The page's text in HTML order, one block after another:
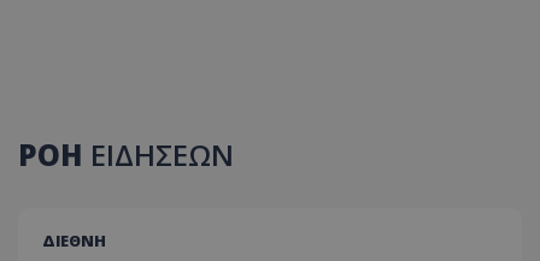
ΡΟΗ ΕΙΔΗΣΕΩΝ
ΔΙΕΘΝΗ